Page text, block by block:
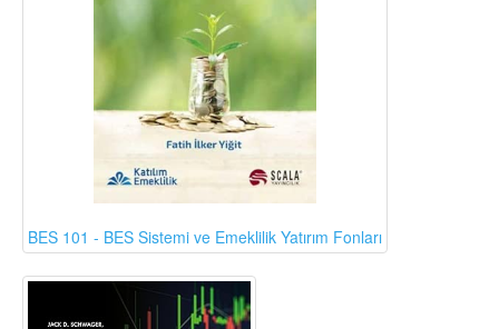
BES 101 - BES Sistemi ve Emeklilik Yatırım Fonları